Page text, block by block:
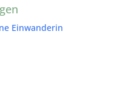
Einwanderin